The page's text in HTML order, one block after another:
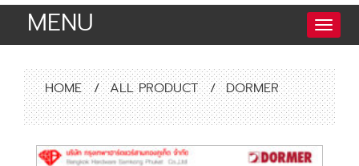
Toggle
MENU
HOME / ALL PRODUCT / DORMER